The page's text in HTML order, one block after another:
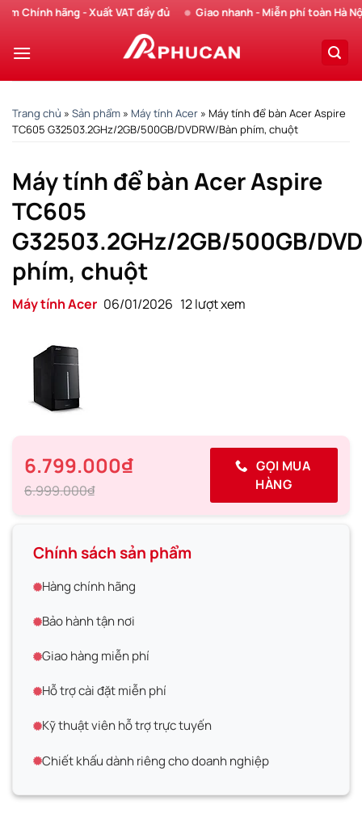
Chuyển
nội
Chính hãng - Xuất VAT đầy đủ Giao nhanh - Miễn phí toàn Hà Nội
Trang chủ » Sản phẩm » Máy tính Acer » Máy tính để bàn Acer Aspire
TC605 G32503.2GHz/2GB/500GB/DVDRW/Bàn phím, chuột
Máy tính để bàn Acer Aspire
TC605
G32503.2GHz/2GB/500GB/
phím, chuột
Máy tính Acer 06/01/2026 12 lượt xem
6.799.000₫
6.999.000₫
GỌI MUA
HÀNG
Chính sách sản phẩm
Hàng chính hãng
Bảo hành tận nơi
Giao hàng miễn phí
Hỗ trợ cài đặt miễn phí
Kỹ thuật viên hỗ trợ trực tuyến
Chiết khấu dành riêng cho doanh nghiệp